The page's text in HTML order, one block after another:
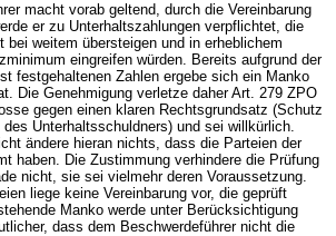
macht vorab geltend, durch die Vereinbarung
er zu Unterhaltszahlungen verpflichtet, die
bei weitem übersteigen und in erheblichem
eingreifen würden. Bereits aufgrund der
festgehaltenen Zahlen ergebe sich ein Manko
Die Genehmigung verletze daherArt. 279 ZPO
gegen einen klaren Rechtsgrundsatz (Schutz
Unterhaltsschuldners) und sei willkürlich.
ändere hieran nichts, dass die Parteien der
haben. Die Zustimmung verhindere die Prüfung
nicht, sie sei vielmehr deren Voraussetzung.
liege keine Vereinbarung vor, die geprüft
Manko werde unter Berücksichtigung
dass dem Beschwerdeführer nicht die